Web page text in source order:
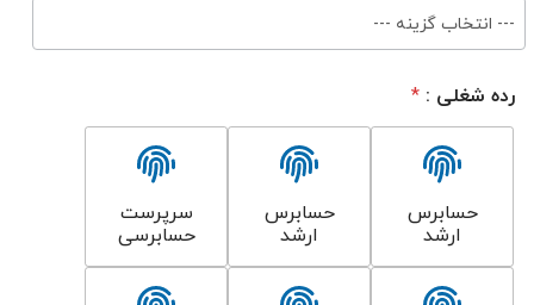
--- انتخاب گزینه ---
رده شغلی : *
حسابرس
ارشد
حسابرس
ارشد
سرپرست
حسابرسی